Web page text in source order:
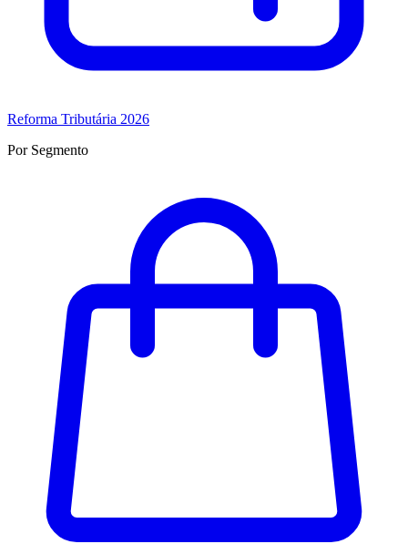
Reforma Tributária 2026
Por Segmento